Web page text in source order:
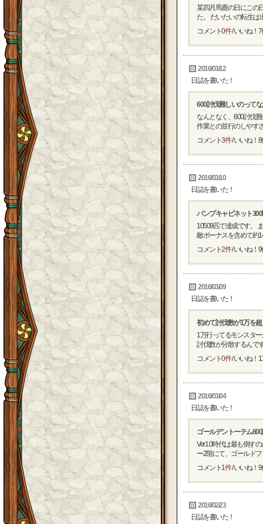
某四月馬鹿の日にこの
た。 だいたいの転生は
コメント0件/ いいね！ 7
2016/03/12
日誌を書いた！
600討伐難しいのって
なんとなく、600討伐
作業との並行のしやす
コメント3件/ いいね！ 8
2016/03/10
日誌を書いた！
パンプキャビネット
10509匹で達成です。
敵ボーナスを含めて約
コメント2件/ いいね！ 9
2016/03/09
日誌を書いた！
初めて討伐数が1万を
1万行ってるモンスタ
討伐数が分散するんで
コメント0件/ いいね！
2016/03/04
日誌を書いた！
ゴールデントーテム
Ver1.0時代は最も倒す
ー2階にて、ゴールドフ
コメント1件/ いいね！ 9
2016/02/23
日誌を書いた！